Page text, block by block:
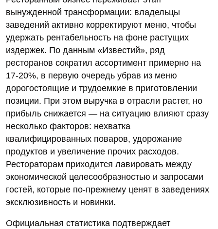
вынужденной трансформации: владельцы
заведений активно корректируют меню, чтобы
удержать рентабельность на фоне растущих
издержек. По данным «Известий», ряд
ресторанов сократил ассортимент примерно на
17-20%, в первую очередь убрав из меню
дорогостоящие и трудоемкие в приготовлении
позиции. При этом выручка в отрасли растет, но
прибыль снижается — на ситуацию влияют сразу
несколько факторов: нехватка
квалифицированных поваров, удорожание
продуктов и увеличение прочих расходов.
Рестораторам приходится лавировать между
экономической целесообразностью и запросами
гостей, которые по‑прежнему ценят в заведениях
эксклюзивность и новинки.
Официальная статистика подтверждает